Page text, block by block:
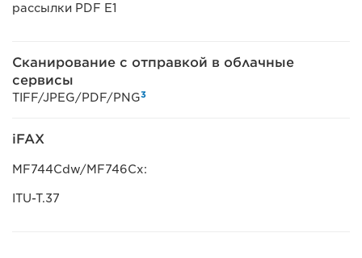
рассылки PDF E1
Сканирование с отправкой в облачные
сервисы
TIFF/JPEG/PDF/PNG3
iFAX
MF744Cdw/MF746Cx:
ITU-T.37